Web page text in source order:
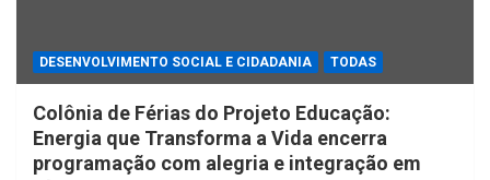
DESENVOLVIMENTO SOCIAL E CIDADANIA TODAS
Colônia de Férias do Projeto Educação:
Energia que Transforma a Vida encerra
programação com alegria e integração em